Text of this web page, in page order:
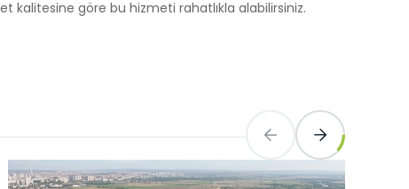
kalitesine göre bu hizmeti rahatlıkla alabilirsiniz.